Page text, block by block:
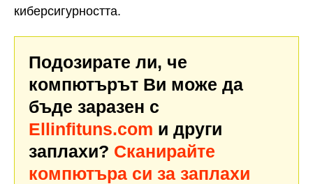
киберсигурността.
Подозирате ли, че
компютърът Ви може да
бъде заразен с
Ellinfituns.com и други
заплахи? Сканирайте
компютъра си за заплахи